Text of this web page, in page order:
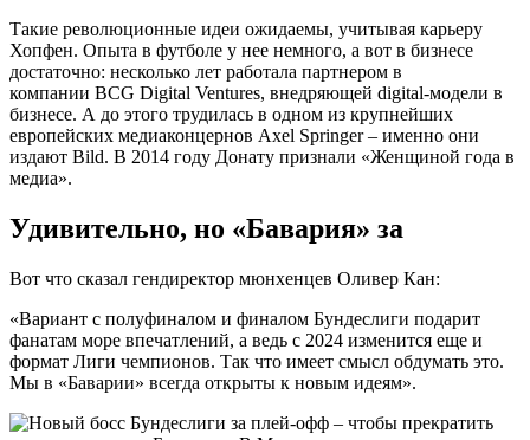
Такие революционные идеи ожидаемы, учитывая карьеру
Хопфен. Опыта в футболе у нее немного, а вот в бизнесе
достаточно: несколько лет работала партнером в
компании BCG Digital Ventures, внедряющей digital-модели в
бизнесе. А до этого трудилась в одном из крупнейших
европейских медиаконцернов Axel Springer – именно они
издают Bild. В 2014 году Донату признали «Женщиной года в
медиа».
Удивительно, но «Бавария» за
Вот что сказал гендиректор мюнхенцев Оливер Кан:
«Вариант с полуфиналом и финалом Бундеслиги подарит
фанатам море впечатлений, а ведь с 2024 изменится еще и
формат Лиги чемпионов. Так что имеет смысл обдумать это.
Мы в «Баварии» всегда открыты к новым идеям».